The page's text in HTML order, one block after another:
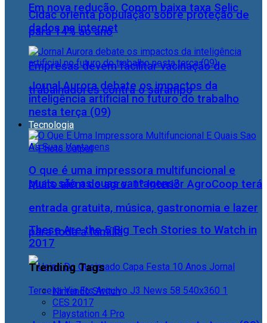
Em nova redução, Copom baixa taxa Selic
para 14% ao ano
Empresas devem facilitar vacinação de
trabalhadores contra o sarampo
Tecnologia
Muito além do agro: 1º Interior AgroCoop terá
entrada gratuita, música, gastronomia e lazer
para toda a família
Cidac orienta população sobre proteção de
dados na internet
Jornal Aurora debate os impactos da
inteligência artificial no futuro do trabalho
nesta terça (09)
O que é uma impressora multifuncional e
quais são as suas vantagens?
These Are the 5 Big Tech Stories to Watch in
2017
Trending Tags
Nintendo Switch
CES 2017
Playstation 4 Pro